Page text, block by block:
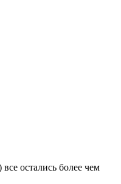
остались более чем